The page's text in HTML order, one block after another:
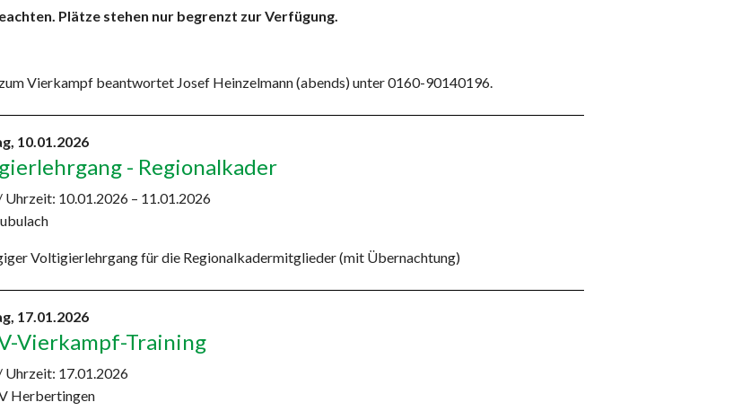
Plätze stehen nur begrenzt zur Verfügung.
Vierkampf beantwortet Josef Heinzelmann (abends) unter 0160-90140196.
10.01.2026
- Regionalkader
Uhrzeit: 10.01.2026 – 11.01.2026
Voltigierlehrgang für die Regionalkadermitglieder (mit Übernachtung)
17.01.2026
Vierkampf-Training
Uhrzeit: 17.01.2026
Herbertingen